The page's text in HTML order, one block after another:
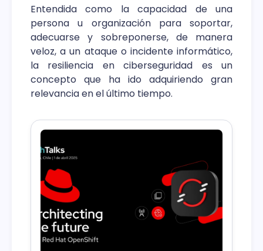
Entendida como la capacidad de una
persona u organización para soportar,
adecuarse y sobreponerse, de manera
veloz, a un ataque o incidente informático,
la resiliencia en ciberseguridad es un
concepto que ha ido adquiriendo gran
relevancia en el último tiempo.